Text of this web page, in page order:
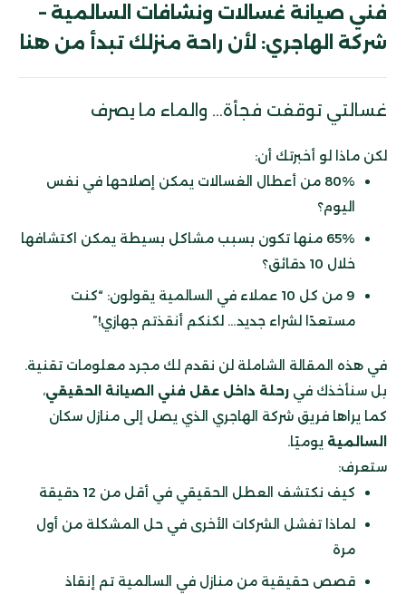
فني صيانة غسالات ونشافات السالمية –
شركة الهاجري: لأن راحة منزلك تبدأ من هنا
غسالتي توقفت فجأة… والماء ما يصرف
لكن ماذا لو أخبرتك أن:
80% من أعطال الغسالات يمكن إصلاحها في نفس
اليوم؟
65% منها تكون بسبب مشاكل بسيطة يمكن اكتشافها
خلال 10 دقائق؟
9 من كل 10 عملاء في السالمية يقولون: “كنت
مستعدًا لشراء جديد… لكنكم أنقذتم جهازي!”
في هذه المقالة الشاملة لن نقدم لك مجرد معلومات تقنية.
بل سنأخذك في رحلة داخل عقل فني الصيانة الحقيقي،
كما يراها فريق شركة الهاجري الذي يصل إلى منازل سكان
السالمية يوميًا.
ستعرف:
كيف نكتشف العطل الحقيقي في أقل من 12 دقيقة
لماذا تفشل الشركات الأخرى في حل المشكلة من أول
مرة
قصص حقيقية من منازل في السالمية تم إنقاذ